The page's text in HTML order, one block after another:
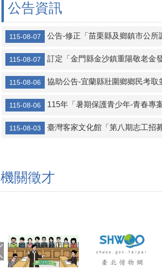
公告資訊
115-08-07 公告-修正「苗栗縣及鄉鎮市公所調解行政實施要點」第六點、第七點、
115-08-07 訂定「金門縣金沙鎮重陽敬老金
115-08-06 協助公告-宜蘭縣壯圍鄉鄉民考取並就讀國內大學
115-08-06 115年「暑期保護青少年-青春專案
115-08-03 臺灣客家文化館「第八期志工招募
機關徵才